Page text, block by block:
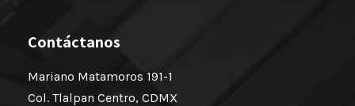
Contáctanos
Mariano Matamoros 191-1
Col. Tlalpan Centro, CDMX